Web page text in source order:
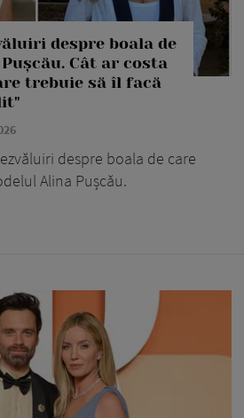
despre boala de
Cât ar costa
trebuie să îl facă
despre boala de care
Alina Pușcău.